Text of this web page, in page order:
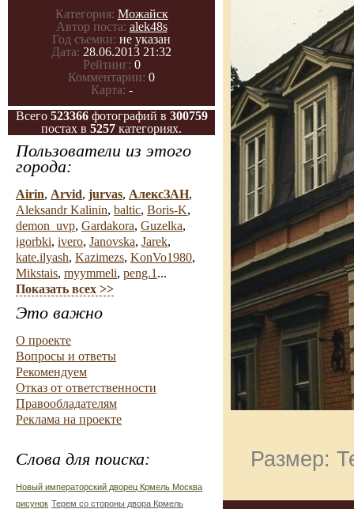
Категория: Можайск
Автор поста: alek48s
Год съемки: не указан
Дата: 28.06.2013 21:32
Рейтинг: 0
Комментарии: 0
Карта: -
Всего 523366фотографий в 300759
постах в 5257 категориях.
Пользователи из этого
города:
Airin, Arvid, jurvas, АлексЗАН,
Aleksandr Kalinin, baltic, Boris-K,
demon_uvp, Gardakora, Guzelka,
igorbki, ivero, Janovska, Jarek,
kate.ilyash, Kazimezs, KonVo1980,
Mikstais, myymmeli, peng.1 ...
Показать всех >>
Это важно
О проекте
Вопросы и ответы
Рекомендуем
Отказ от ответственности
Правообладателям
Реклама на проекте
Слова для поиска:
Новый императорский дворец Крмель Москва
рисунок Терем со стороны двора Крмель
Размер: